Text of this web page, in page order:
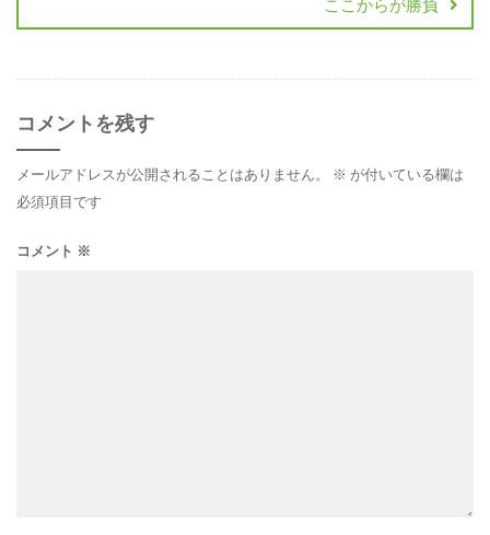
ここからが勝負
コメントを残す
メールアドレスが公開されることはありません。 ※ が付いている欄は
必須項目です
コメント ※